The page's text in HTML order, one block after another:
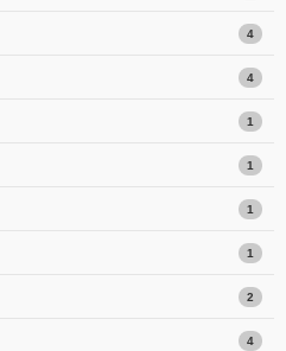
4
4
1
1
1
1
2
4